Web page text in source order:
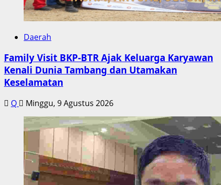
Daerah
Family Visit BKP-BTR Ajak Keluarga Karyawan
Kenali Dunia Tambang dan Utamakan
Keselamatan
Q Minggu, 9 Agustus 2026